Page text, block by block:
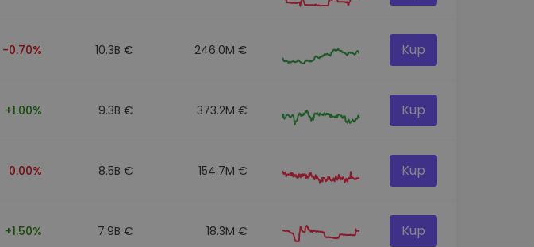
-0.70% 10.3B € 246.0M € Kup
+1.00% 9.3B € 373.2M € Kup
0.00% 8.5B € 154.7M € Kup
+1.50% 7.9B € 18.3M € Kup